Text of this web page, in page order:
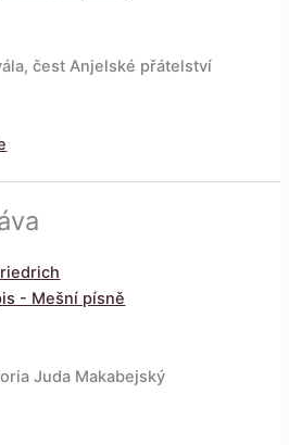
čest Anjelské přátelství
- Mešní písně
Juda Makabejský